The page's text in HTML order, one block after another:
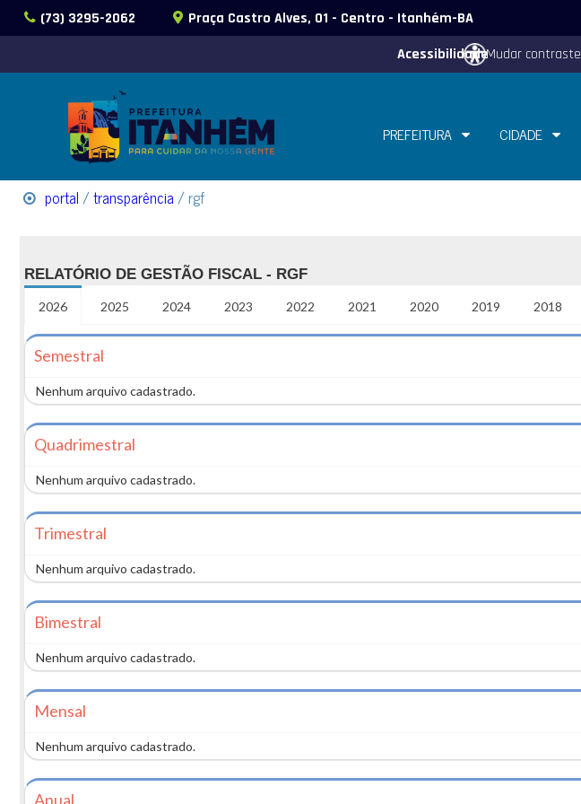
(73) 3295-2062 Praça Castro Alves, 01 - Centro - Itanhém-BA
AcessibilidadeMudar contraste
PREFEITURA CIDADE
portal/transparência/ rgf